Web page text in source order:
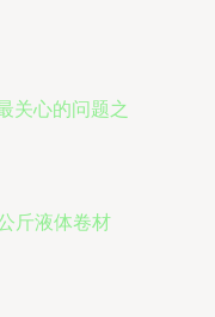
关心的问题之
斤液体卷材